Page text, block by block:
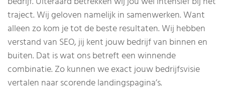
traject. Wij geloven namelijk in samenwerken. Want
alleen zo kom je tot de beste resultaten. Wij hebben
verstand van SEO, jij kent jouw bedrijf van binnen en
buiten. Dat is wat ons betreft een winnende
combinatie. Zo kunnen we exact jouw bedrijfsvisie
vertalen naar scorende landingspagina’s.